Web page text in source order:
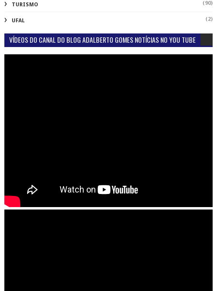
TURISMO (90)
UFAL (2)
VÍDEOS DO CANAL DO BLOG ADALBERTO GOMES NOTÍCIAS NO YOU TUBE